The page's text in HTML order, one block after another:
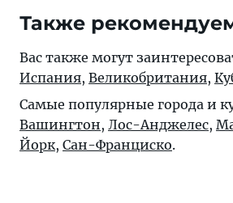
Также
Вас также могут
Испания, Великобритания,
Самые популярные города и
Вашингтон, Лос-Анджелес,
Йорк, Сан-Франциско.